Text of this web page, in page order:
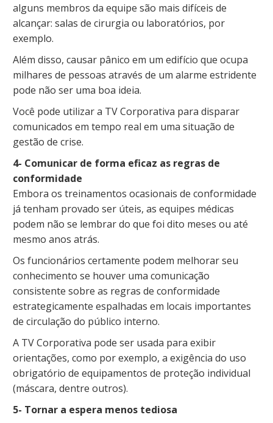
alguns membros da equipe são mais difíceis de
alcançar: salas de cirurgia ou laboratórios, por
exemplo.
Além disso, causar pânico em um edifício que ocupa
milhares de pessoas através de um alarme estridente
pode não ser uma boa ideia.
Você pode utilizar a TV Corporativa para disparar
comunicados em tempo real em uma situação de
gestão de crise.
4- Comunicar de forma eficaz as regras de
conformidade
Embora os treinamentos ocasionais de conformidade
já tenham provado ser úteis, as equipes médicas
podem não se lembrar do que foi dito meses ou até
mesmo anos atrás.
Os funcionários certamente podem melhorar seu
conhecimento se houver uma comunicação
consistente sobre as regras de conformidade
estrategicamente espalhadas em locais importantes
de circulação do público interno.
A TV Corporativa pode ser usada para exibir
orientações, como por exemplo, a exigência do uso
obrigatório de equipamentos de proteção individual
(máscara, dentre outros).
5- Tornar a espera menos tediosa